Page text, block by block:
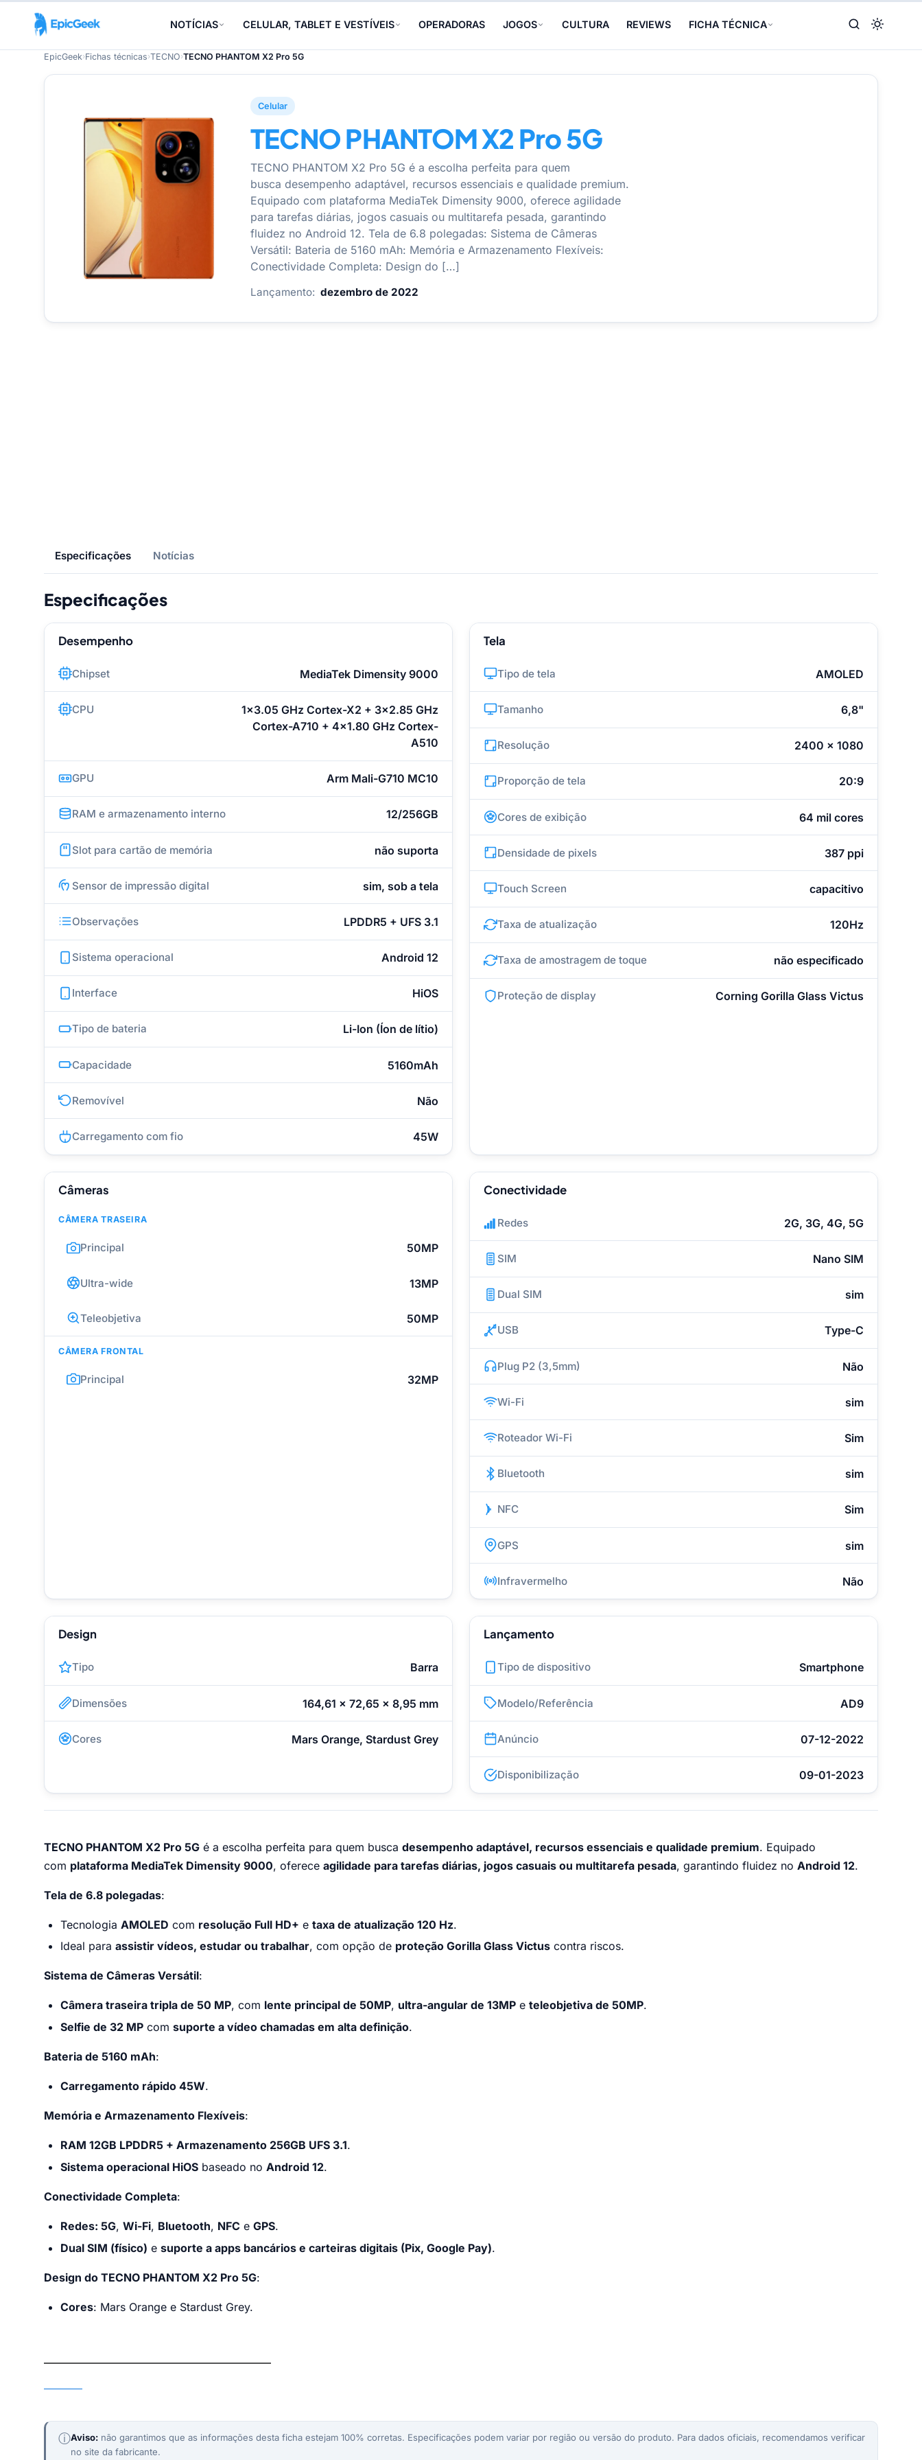
NOTÍCIAS CELULAR, TABLET E VESTÍVEIS OPERADORAS JOGOS CULTURA REVIEWS FICHA TÉCNICA
EpicGeek›Fichas técnicas›TECNO›TECNO PHANTOM X2 Pro 5G
Celular
TECNO PHANTOM X2 Pro 5G
TECNO PHANTOM X2 Pro 5G é a escolha perfeita para quem
busca desempenho adaptável, recursos essenciais e qualidade premium.
Equipado com plataforma MediaTek Dimensity 9000, oferece agilidade
para tarefas diárias, jogos casuais ou multitarefa pesada, garantindo
fluidez no Android 12. Tela de 6.8 polegadas: Sistema de Câmeras
Versátil: Bateria de 5160 mAh: Memória e Armazenamento Flexíveis:
Conectividade Completa: Design do […]
Lançamento: dezembro de 2022
Especificações Notícias
Especificações
Desempenho
Chipset MediaTek Dimensity 9000
CPU
1x3.05 GHz Cortex-X2 + 3x2.85 GHz
Cortex-A710 + 4x1.80 GHz Cortex-
A510
GPU Arm Mali-G710 MC10
RAM e armazenamento interno 12/256GB
Slot para cartão de memória não suporta
Sensor de impressão digital sim, sob a tela
Observações LPDDR5 + UFS 3.1
Sistema operacional Android 12
Interface HiOS
Tipo de bateria Li-Ion (Íon de lítio)
Capacidade 5160mAh
Removível Não
Carregamento com fio 45W
Tela
Tipo de tela AMOLED
Tamanho 6,8"
Resolução 2400 x 1080
Proporção de tela 20:9
Cores de exibição 64 mil cores
Densidade de pixels 387 ppi
Touch Screen capacitivo
Taxa de atualização 120Hz
Taxa de amostragem de toque não especificado
Proteção de display Corning Gorilla Glass Victus
Câmeras
CÂMERA TRASEIRA
Principal 50MP
Ultra-wide 13MP
Teleobjetiva 50MP
CÂMERA FRONTAL
Principal 32MP
Conectividade
Redes 2G, 3G, 4G, 5G
SIM Nano SIM
Dual SIM sim
USB Type-C
Plug P2 (3,5mm) Não
Wi-Fi sim
Roteador Wi-Fi Sim
Bluetooth sim
NFC Sim
GPS sim
Infravermelho Não
Design
Tipo Barra
Dimensões 164,61 x 72,65 x 8,95 mm
Cores Mars Orange, Stardust Grey
Lançamento
Tipo de dispositivo Smartphone
Modelo/Referência AD9
Anúncio 07-12-2022
Disponibilização 09-01-2023
TECNO PHANTOM X2 Pro 5G é a escolha perfeita para quem busca desempenho adaptável, recursos essenciais e qualidade premium. Equipado
com plataforma MediaTek Dimensity 9000, oferece agilidade para tarefas diárias, jogos casuais ou multitarefa pesada, garantindo fluidez no Android 12.
Tela de 6.8 polegadas:
Tecnologia AMOLED com resolução Full HD+ e taxa de atualização 120 Hz.
Ideal para assistir vídeos, estudar ou trabalhar, com opção de proteção Gorilla Glass Victus contra riscos.
Sistema de Câmeras Versátil:
Câmera traseira tripla de 50 MP, com lente principal de 50MP, ultra-angular de 13MP e teleobjetiva de 50MP.
Selfie de 32 MP com suporte a vídeo chamadas em alta definição.
Bateria de 5160 mAh:
Carregamento rápido 45W.
Memória e Armazenamento Flexíveis:
RAM 12GB LPDDR5 + Armazenamento 256GB UFS 3.1.
Sistema operacional HiOS baseado no Android 12.
Conectividade Completa:
Redes: 5G, Wi-Fi, Bluetooth, NFC e GPS.
Dual SIM (físico) e suporte a apps bancários e carteiras digitais (Pix, Google Pay).
Design do TECNO PHANTOM X2 Pro 5G:
Cores: Mars Orange e Stardust Grey.
ⓘAviso:não garantimos que as informações desta ficha estejam 100% corretas. Especificações podem variar por região ou versão do produto. Para dados oficiais, recomendamos verificar
no site da fabricante.